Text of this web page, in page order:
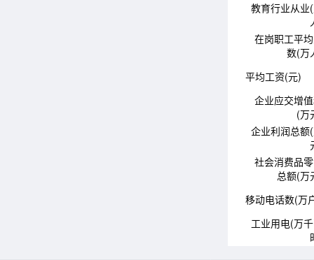
教育行业从业
在岗职工平
数(万
平均工资(元)
企业应交增
(万
企业利润总额
社会消费品
总额(万
移动电话数(万
工业用电(万